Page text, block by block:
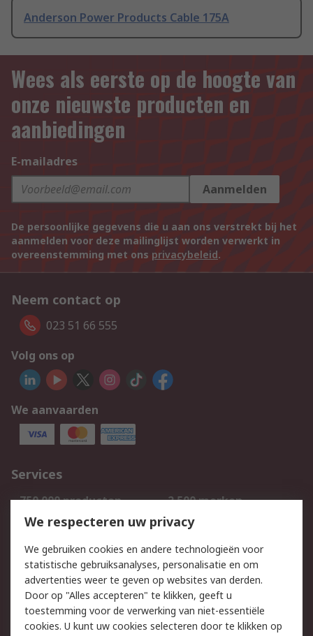
Anderson Power Products Cable 175A
Wees als eerste op de hoogte van
onze nieuwste producten en
aanbiedingen
E-mailadres
Aanmelden
De persoonlijke gegevens die u aan ons verstrekt bij het
aanmelden voor deze mailinglijst worden verwerkt in
overeenstemming met ons privacybeleid.
Neem contact op
023 51 66 555
Volg ons op
We aanvaarden
Services
750.000 producten
2.500 merken
Bestellen
Inkoopoplossingen
Track & Trace
Wettelijk
Cookiebeleid
Email veiligheid
We respecteren uw privacy
We gebruiken cookies en andere technologieën voor
statistische gebruiksanalyses, personalisatie en om
advertenties weer te geven op websites van derden.
Door op "Alles accepteren" te klikken, geeft u
toestemming voor de verwerking van niet-essentiële
cookies. U kunt uw cookies selecteren door te klikken op